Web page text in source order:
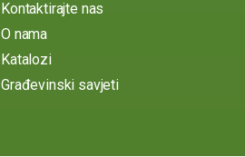
Kontaktirajte nas
O nama
Katalozi
Građevinski savjeti